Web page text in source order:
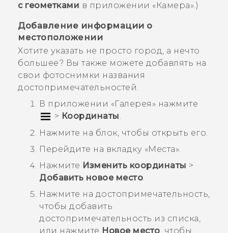
с геометками в приложении «Камера».)
Добавление информации о
местоположении
Хотите указать не просто город, а нечто
большее? Вы также можете добавлять на
свои фотоснимки названия
достопримечательностей.
В приложении «Галерея » нажмите
> Координаты.
Нажмите на блок, чтобы открыть его.
Перейдите на вкладку «Места».
Нажмите Изменить координаты >
Добавить новое место.
Нажмите на достопримечательность,
чтобы добавить
достопримечательность из списка,
или нажмите Новое место, чтобы